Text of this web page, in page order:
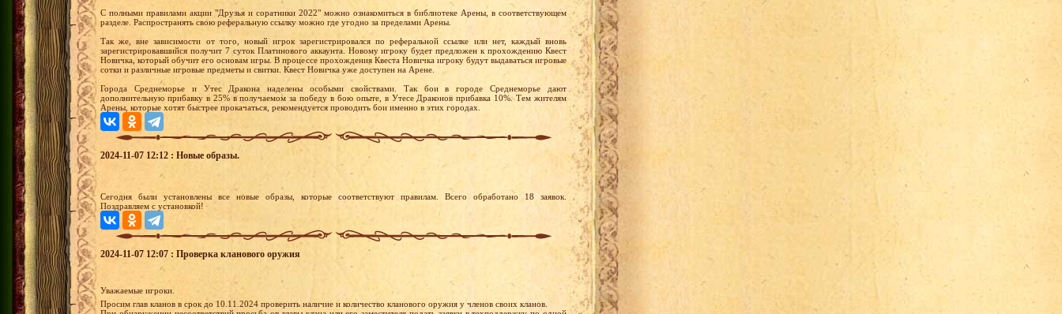
С полными правилами акции "Друзья и соратники 2022" можно ознакомиться в библиотеке Арены, в соответствующем
разделе. Распространять свою реферальную ссылку можно где угодно за пределами Арены.
Так же, вне зависимости от того, новый игрок зарегистрировался по реферальной ссылке или нет, каждый вновь
зарегистрировавшийся получит 7 суток Платинового аккаунта. Новому игроку будет предложен к прохождению Квест
Новичка, который обучит его основам игры. В процессе прохождения Квеста Новичка игроку будут выдаваться игровые
сотки и различные игровые предметы и свитки. Квест Новичка уже доступен на Арене.
Города Среднеморье и Утес Дракона наделены особыми свойствами. Так бои в городе Среднеморье дают
дополнительную прибавку в 25% в получаемом за победу в бою опыте, в Утесе Драконов прибавка 10%. Тем жителям
Арены, которые хотят быстрее прокачаться, рекомендуется проводить бои именно в этих городах.
2024-11-07 12:12 : Новые образы.
Сегодня были установлены все новые образы, которые соответствуют правилам. Всего обработано 18 заявок.
Поздравляем с установкой!
2024-11-07 12:07 : Проверка кланового оружия
Уважаемые игроки.
Просим глав кланов в срок до 10.11.2024 проверить наличие и количество кланового оружия у членов своих кланов.